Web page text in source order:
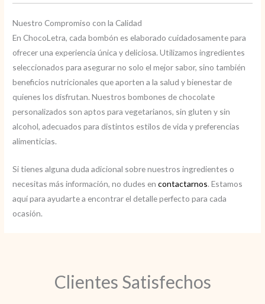
Nuestro Compromiso con la Calidad
En ChocoLetra, cada bombón es elaborado cuidadosamente para
ofrecer una experiencia única y deliciosa. Utilizamos ingredientes
seleccionados para asegurar no solo el mejor sabor, sino también
beneficios nutricionales que aporten a la salud y bienestar de
quienes los disfrutan. Nuestros bombones de chocolate
personalizados son aptos para vegetarianos, sin gluten y sin
alcohol, adecuados para distintos estilos de vida y preferencias
alimenticias.
Si tienes alguna duda adicional sobre nuestros ingredientes o
necesitas más información, no dudes encontactarnos. Estamos
aquí para ayudarte a encontrar el detalle perfecto para cada
ocasión.
Clientes Satisfechos